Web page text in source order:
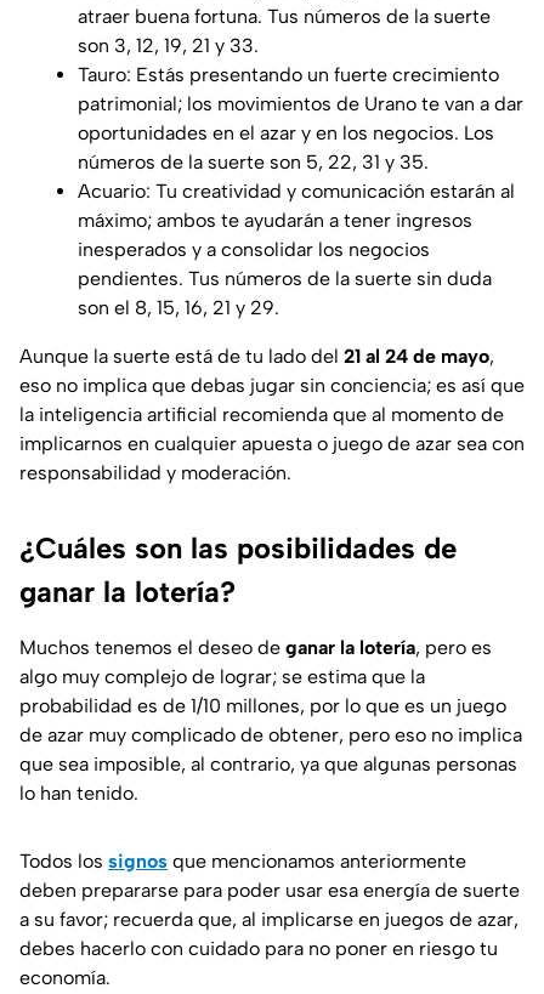
atraer buena fortuna. Tus números de la suerte
son 3, 12, 19, 21 y 33.
Tauro: Estás presentando un fuerte crecimiento
patrimonial; los movimientos de Urano te van a dar
oportunidades en el azar y en los negocios. Los
números de la suerte son 5, 22, 31 y 35.
Acuario: Tu creatividad y comunicación estarán al
máximo; ambos te ayudarán a tener ingresos
inesperados y a consolidar los negocios
pendientes. Tus números de la suerte sin duda
son el 8, 15, 16, 21 y 29.
Aunque la suerte está de tu lado del 21 al 24 de mayo,
eso no implica que debas jugar sin conciencia; es así que
la inteligencia artificial recomienda que al momento de
implicarnos en cualquier apuesta o juego de azar sea con
responsabilidad y moderación.
¿Cuáles son las posibilidades de
ganar la lotería?
Muchos tenemos el deseo de ganar la lotería, pero es
algo muy complejo de lograr; se estima que la
probabilidad es de 1/10 millones, por lo que es un juego
de azar muy complicado de obtener, pero eso no implica
que sea imposible, al contrario, ya que algunas personas
lo han tenido.
Todos los signos que mencionamos anteriormente
deben prepararse para poder usar esa energía de suerte
a su favor; recuerda que, al implicarse en juegos de azar,
debes hacerlo con cuidado para no poner en riesgo tu
economía.